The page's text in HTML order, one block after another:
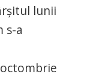
lunii
s-a